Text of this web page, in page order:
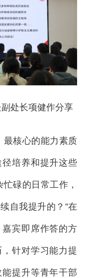
处长项健作分享
核心的能力素质
培养和提升这些
碌的日常工作，
自我提升的？”在
宾即席作答的方
针对学习能力提
提升等青年干部